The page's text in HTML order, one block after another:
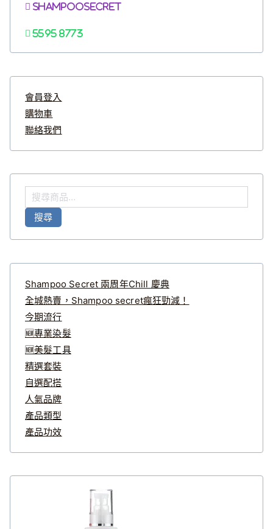
Shampoosecret
5595 8773
會員登入
購物車
聯絡我們
搜
尋
搜尋
Shampoo Secret 兩周年Chill 慶典
全城熱賣，Shampoo secret瘋狂勁減！
今期流行
🆕專業染髮
🆕美髮工具
精選套裝
自選配搭
人氣品牌
產品類型
產品功效